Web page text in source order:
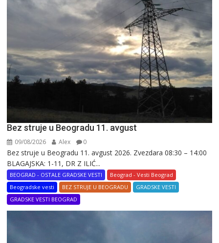
Bez struje u Beogradu 11. avgust
09/08/2026 Alex 0
Bez struje u Beogradu 11. avgust 2026. Zvezdara 08:30 – 14:00
BLAGAJSKA: 1-11, DR Z ILIĆ...
BEOGRAD - OSTALE GRADSKE VESTI
Beograd - Vesti Beograd
Beogradske vesti
BEZ STRUJE U BEOGRADU
GRADSKE VESTI
GRADSKE VESTI BEOGRAD